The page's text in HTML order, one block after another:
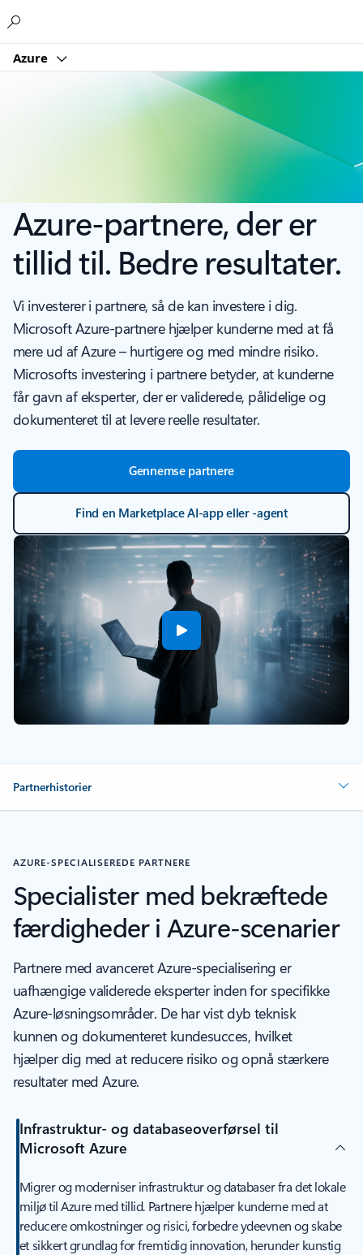
Azure
Azure-partnere, der er
tillid til. Bedre resultater.
Vi investerer i partnere, så de kan investere i dig.
Microsoft Azure-partnere hjælper kunderne med at få
mere ud af Azure – hurtigere og med mindre risiko.
Microsofts investering i partnere betyder, at kunderne
får gavn af eksperter, der er validerede, pålidelige og
dokumenteret til at levere reelle resultater.
Gennemse partnere
Find en Marketplace AI-app eller -agent
Partnerhistorier
AZURE-SPECIALISEREDE PARTNERE
Specialister med bekræftede
færdigheder i Azure-scenarier
Partnere med avanceret Azure-specialisering er
uafhængige validerede eksperter inden for specifikke
Azure-løsningsområder. De har vist dyb teknisk
kunnen og dokumenteret kundesucces, hvilket
hjælper dig med at reducere risiko og opnå stærkere
resultater med Azure.
Infrastruktur- og databaseoverførsel til
Microsoft Azure
Migrer og moderniser infrastruktur og databaser fra det lokale
miljø til Azure med tillid. Partnere hjælper kunderne med at
reducere omkostninger og risici, forbedre ydeevnen og skabe
et sikkert grundlag for fremtidig innovation, herunder kunstig